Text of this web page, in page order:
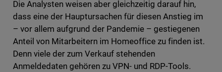
Die Analysten weisen aber gleichzeitig darauf hin,
dass eine der Hauptursachen für diesen Anstieg im
– vor allem aufgrund der Pandemie – gestiegenen
Anteil von Mitarbeitern im Homeoffice zu finden ist.
Denn viele der zum Verkauf stehenden
Anmeldedaten gehören zu VPN- und RDP-Tools.